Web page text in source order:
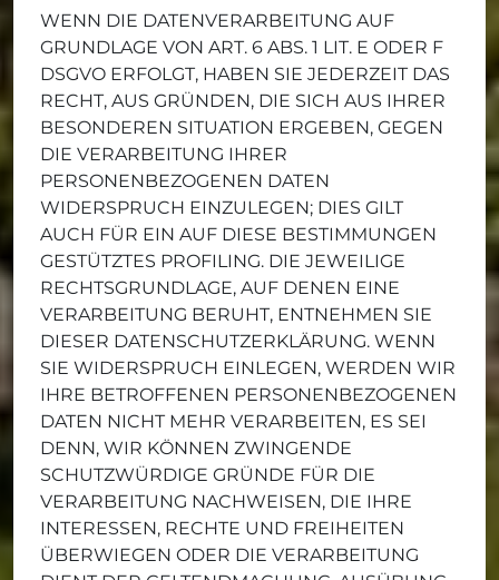
WENN DIE DATENVERARBEITUNG AUF
GRUNDLAGE VON ART. 6 ABS. 1 LIT. E ODER F
DSGVO ERFOLGT, HABEN SIE JEDERZEIT DAS
RECHT, AUS GRÜNDEN, DIE SICH AUS IHRER
BESONDEREN SITUATION ERGEBEN, GEGEN
DIE VERARBEITUNG IHRER
PERSONENBEZOGENEN DATEN
WIDERSPRUCH EINZULEGEN; DIES GILT
AUCH FÜR EIN AUF DIESE BESTIMMUNGEN
GESTÜTZTES PROFILING. DIE JEWEILIGE
RECHTSGRUNDLAGE, AUF DENEN EINE
VERARBEITUNG BERUHT, ENTNEHMEN SIE
DIESER DATENSCHUTZERKLÄRUNG. WENN
SIE WIDERSPRUCH EINLEGEN, WERDEN WIR
IHRE BETROFFENEN PERSONENBEZOGENEN
DATEN NICHT MEHR VERARBEITEN, ES SEI
DENN, WIR KÖNNEN ZWINGENDE
SCHUTZWÜRDIGE GRÜNDE FÜR DIE
VERARBEITUNG NACHWEISEN, DIE IHRE
INTERESSEN, RECHTE UND FREIHEITEN
ÜBERWIEGEN ODER DIE VERARBEITUNG